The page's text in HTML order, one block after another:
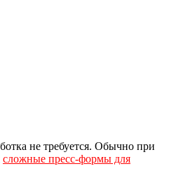
не требуется. Обычно при
сложные пресс-формы для